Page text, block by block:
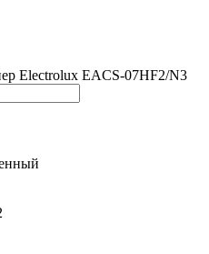
Electrolux EACS-07HF2/N3